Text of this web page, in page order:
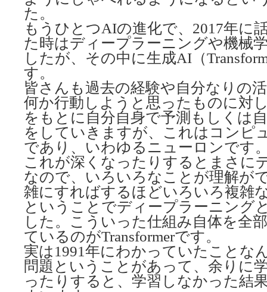
た。
もうひとつAIの進化で、2017年に
た時はディープラーニングや機械
したが、その中に生成AI（
す。
皆さんも過去の経験や自分なりの
何か行動しようと思ったものに対
をもとに自分自身で予測もしくは
をしていきますが、これはコンピ
であり、いわゆるニューロンです
これが深くなったりするとまさに
なので、いろいろなことが理解が
雑にすればするほどいろいろ複雑
ということでディープラーニング
した。こういった仕組み自体を全
ているのがTransformerです。
実は1991年にわかっていたことな
問題ということがあって、余りに
ったりすると、学習しなかった結